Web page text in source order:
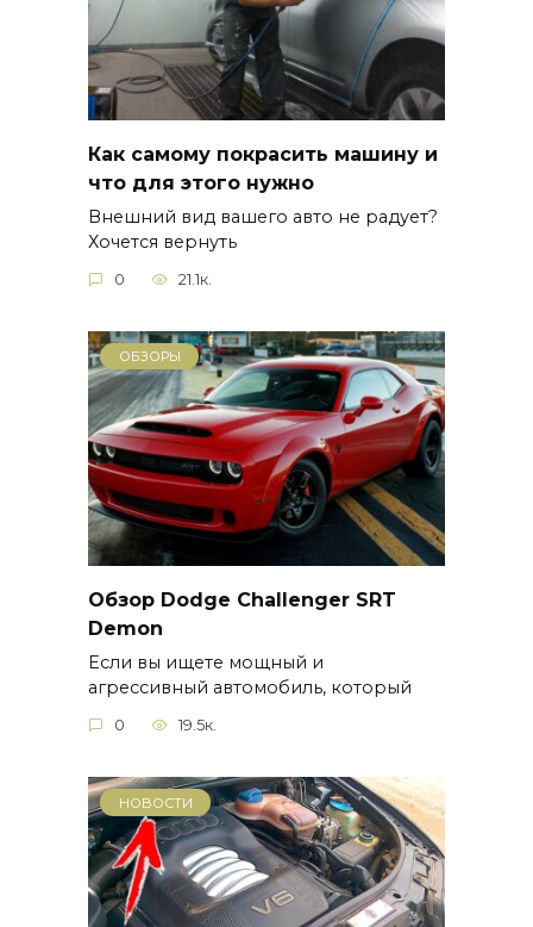
Как самому покрасить машину и
что для этого нужно
Внешний вид вашего авто не радует?
Хочется вернуть
0 21.1к.
ОБЗОРЫ
Обзор Dodge Challenger SRT
Demon
Если вы ищете мощный и
агрессивный автомобиль, который
0 19.5к.
НОВОСТИ